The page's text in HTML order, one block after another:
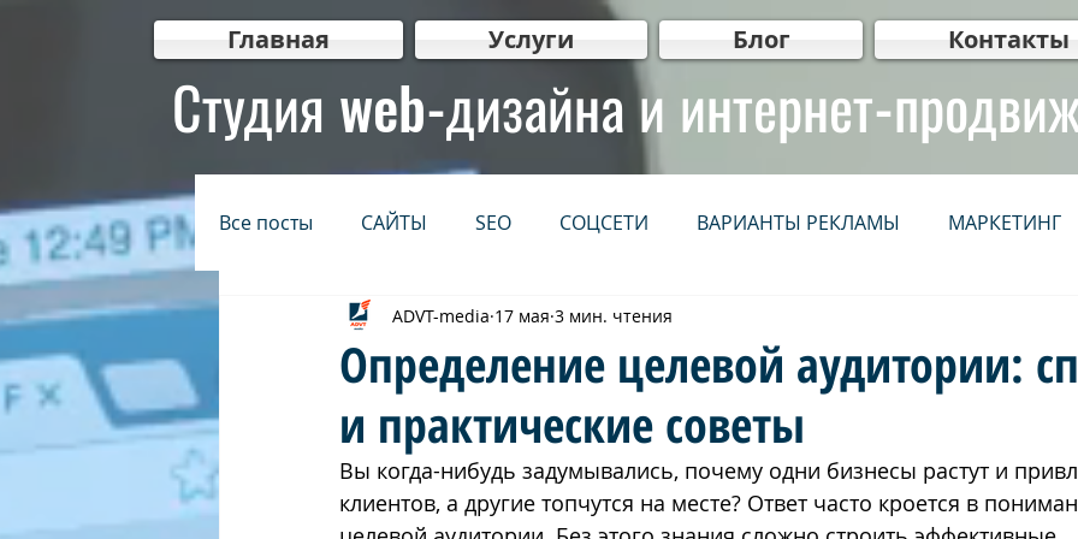
Главная Услуги Блог Контакты
Студия web-дизайна и интернет-
Все посты САЙТЫ SEO СОЦСЕТИ ВАРИАНТЫ РЕКЛАМЫ МАРКЕТИНГ
БЕЗОПАСНОСТЬ ИНТЕРНЕТ СЕРВИСЫ
КРЕАТИВ Видеомаркетинг Видеопродакшн
בניית אתרים לעסקים פרסום בגוגל קידום אתרים אורגני (SEO) ברשתות חברתיות
Определение целевой аудитории:
и практические советы
ADVT-media 17 мая 3 мин. чтения
Вы когда-нибудь задумывались, почему одни бизнесы растут и
клиентов, а другие топчутся на месте? Ответ часто кроется в